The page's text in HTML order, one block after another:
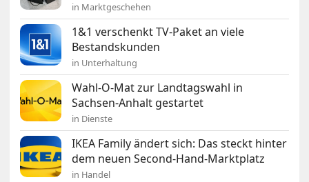
in Marktgeschehen
1&1 verschenkt TV-Paket an viele
Bestandskunden
in Unterhaltung
Wahl-O-Mat zur Landtagswahl in
Sachsen-Anhalt gestartet
in Dienste
IKEA Family ändert sich: Das steckt hinter
dem neuen Second-Hand-Marktplatz
in Handel